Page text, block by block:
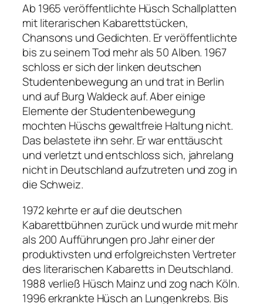
Ab 1965 veröffentlichte Hüsch Schallplatten
mit literarischen Kabarettstücken,
Chansons und Gedichten. Er veröffentlichte
bis zu seinem Tod mehr als 50 Alben. 1967
schloss er sich der linken deutschen
Studentenbewegung an und trat in Berlin
und auf Burg Waldeck auf. Aber einige
Elemente der Studentenbewegung
mochten Hüschs gewaltfreie Haltung nicht.
Das belastete ihn sehr. Er war enttäuscht
und verletzt und entschloss sich, jahrelang
nicht in Deutschland aufzutreten und zog in
die Schweiz.
1972 kehrte er auf die deutschen
Kabarettbühnen zurück und wurde mit mehr
als 200 Aufführungen pro Jahr einer der
produktivsten und erfolgreichsten Vertreter
des literarischen Kabaretts in Deutschland.
1988 verließ Hüsch Mainz und zog nach Köln.
1996 erkrankte Hüsch an Lungenkrebs. Bis